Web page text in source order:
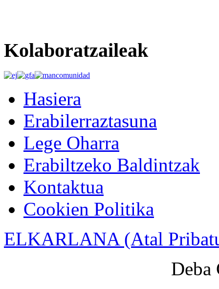
Kolaboratzaileak
Hasiera
Erabilerraztasuna
Lege Oharra
Erabiltzeko Baldintzak
Kontaktua
Cookien Politika
ELKARLANA (Atal
Deba